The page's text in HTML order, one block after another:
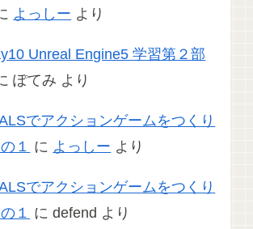
よっしー より
Unreal Engine5 学習第２部
ぽてみ より
でアクションゲームをつくり
１ に よっしー より
でアクションゲームをつくり
１ にdefend より